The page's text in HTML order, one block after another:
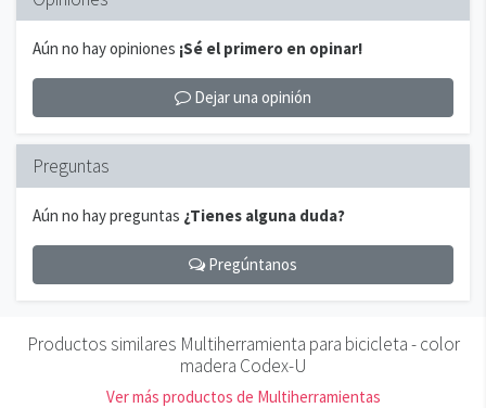
Aún no hay opiniones ¡Sé el primero en opinar!
Dejar una opinión
Preguntas
Aún no hay preguntas ¿Tienes alguna duda?
Pregúntanos
Productos similares Multiherramienta para bicicleta - color
madera Codex-U
Ver más productos de Multiherramientas